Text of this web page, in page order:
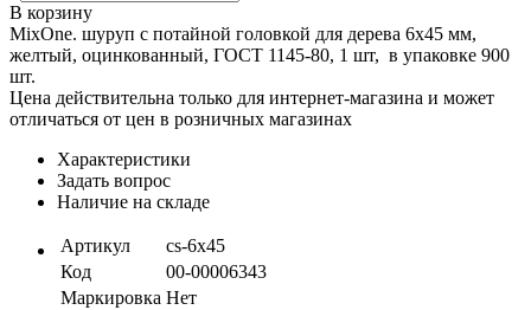
В корзину
MixOne. шуруп с потайной головкой для дерева 6х45 мм,
желтый, оцинкованный, ГОСТ 1145-80, 1 шт, в упаковке 900
шт.
Цена действительна только для интернет-магазина и может
отличаться от цен в розничных магазинах
Характеристики
Задать вопрос
Наличие на складе
Артикул
cs-6х45
Код
00-00006343
Маркировка Нет